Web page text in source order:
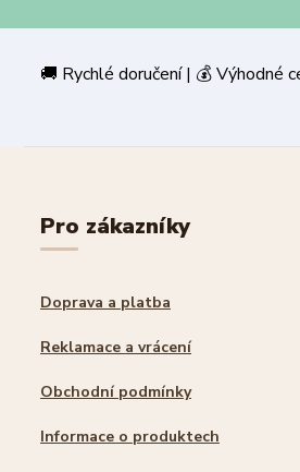
🚚 Rychlé doručení | 💰
Pro zákazníky
Doprava a platba
Reklamace a vrácení
Obchodní podmínky
Informace o produktech